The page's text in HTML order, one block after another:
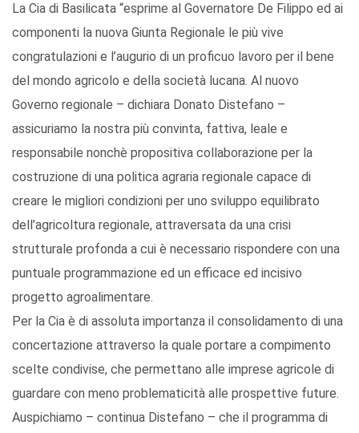
La Cia di Basilicata “esprime al Governatore De Filippo ed ai
componenti la nuova Giunta Regionale le più vive
congratulazioni e l’augurio di un proficuo lavoro per il bene
del mondo agricolo e della società lucana. Al nuovo
Governo regionale – dichiara Donato Distefano –
assicuriamo la nostra più convinta, fattiva, leale e
responsabile nonchè propositiva collaborazione per la
costruzione di una politica agraria regionale capace di
creare le migliori condizioni per uno sviluppo equilibrato
dell’agricoltura regionale, attraversata da una crisi
strutturale profonda a cui è necessario rispondere con una
puntuale programmazione ed un efficace ed incisivo
progetto agroalimentare.
Per la Cia è di assoluta importanza il consolidamento di una
concertazione attraverso la quale portare a compimento
scelte condivise, che permettano alle imprese agricole di
guardare con meno problematicità alle prospettive future.
Auspichiamo – continua Distefano – che il programma di